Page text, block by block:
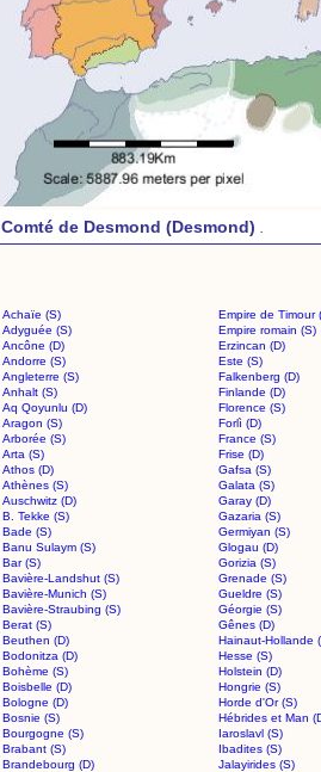
Comté de Desmond (Desmond) .
Achaïe (S)
Empire de Timour
Adyguée (S)
Empire romain (S)
Ancône (D)
Erzincan (D)
Andorre (S)
Este (S)
Angleterre (S)
Falkenberg (D)
Anhalt (S)
Finlande (D)
Aq Qoyunlu (D)
Florence (S)
Aragon (S)
Forlì (D)
Arborée (S)
France (S)
Arta (S)
Frise (D)
Athos (D)
Gafsa (S)
Athènes (S)
Galata (S)
Auschwitz (D)
Garay (D)
B. Tekke (S)
Gazaria (S)
Bade (S)
Germiyan (S)
Banu Sulaym (S)
Glogau (D)
Bar (S)
Gorizia (S)
Bavière-Landshut (S)
Grenade (S)
Bavière-Munich (S)
Gueldre (S)
Bavière-Straubing (S)
Géorgie (S)
Berat (S)
Gênes (D)
Beuthen (D)
Hainaut-Hollande
Bodonitza (D)
Hesse (S)
Bohème (S)
Holstein (D)
Boisbelle (D)
Hongrie (S)
Bologne (D)
Horde d'Or (S)
Bosnie (S)
Hébrides et Man
Bourgogne (S)
Iaroslavl (S)
Brabant (S)
Ibadites (S)
Brandebourg (D)
Jalayirides (S)